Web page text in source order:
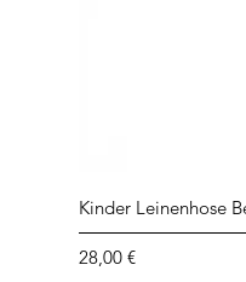
Kinder Leinenhose
Preis
28,00 €